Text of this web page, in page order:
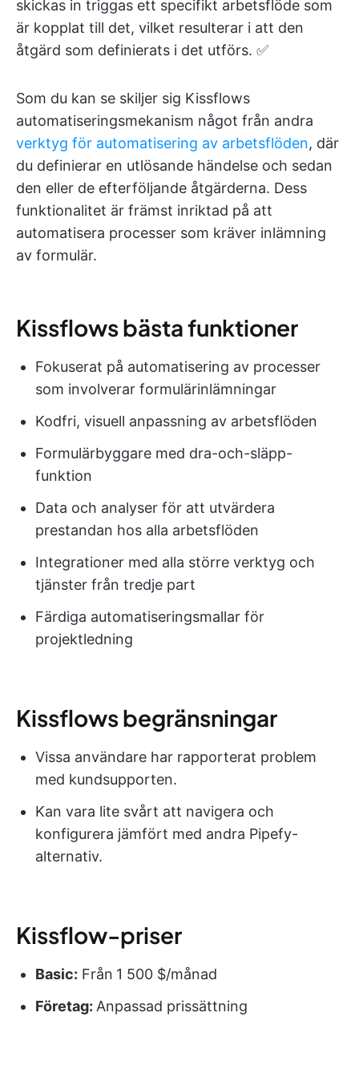
skickas in triggas ett specifikt arbetsflöde som
är kopplat till det, vilket resulterar i att den
åtgärd som definierats i det utförs. ✅
Som du kan se skiljer sig Kissflows
automatiseringsmekanism något från andra
verktyg för automatisering av arbetsflöden, där
du definierar en utlösande händelse och sedan
den eller de efterföljande åtgärderna. Dess
funktionalitet är främst inriktad på att
automatisera processer som kräver inlämning
av formulär.
Kissflows bästa funktioner
Fokuserat på automatisering av processer
som involverar formulärinlämningar
Kodfri, visuell anpassning av arbetsflöden
Formulärbyggare med dra-och-släpp-
funktion
Data och analyser för att utvärdera
prestandan hos alla arbetsflöden
Integrationer med alla större verktyg och
tjänster från tredje part
Färdiga automatiseringsmallar för
projektledning
Kissflows begränsningar
Vissa användare har rapporterat problem
med kundsupporten.
Kan vara lite svårt att navigera och
konfigurera jämfört med andra Pipefy-
alternativ.
Kissflow-priser
Basic: Från 1 500 $/månad
Företag: Anpassad prissättning